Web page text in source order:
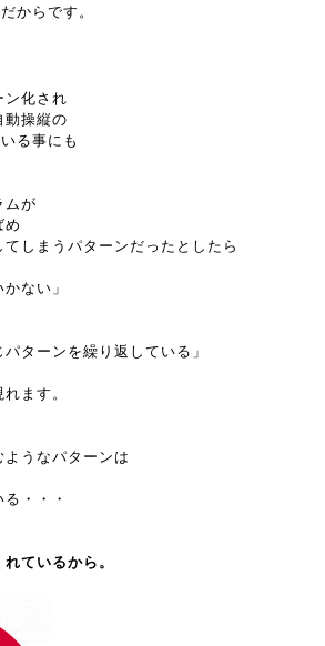
だからです。
ン化され
動操縦の
る事にも
ムが
め
しまうパターンだったとしたら
ない」
パターンを繰り返している」
ます。
うなパターンは
・・・
ているから。